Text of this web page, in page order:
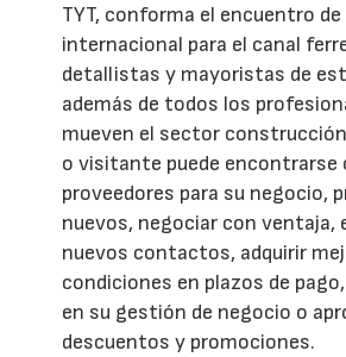
TYT, conforma el encuentro
internacional para el canal
detallistas y mayoristas de
además de todos los
mueven el sector
o visitante puede encontrarse
proveedores para su negocio,
nuevos, negociar con ventaja,
nuevos contactos, adquirir
condiciones en plazos de
en su gestión de negocio o
descuentos y promociones.